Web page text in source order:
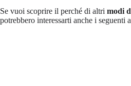
Se vuoi scoprire il perché di altri modi
potrebbero interessarti anche i seguenti